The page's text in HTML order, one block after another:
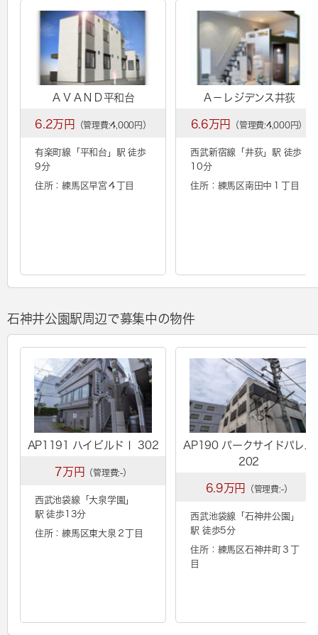
ＡＶＡＮＤ平和台
6.2万円 （管理費:4,000円）
有楽町線「 平和台 」駅 徒歩
9分
住所：練馬区早宮４丁目
Ａ－レジデンス井荻
6.6万円 （管理費:4,000円）
西武新宿線「 井荻 」駅 徒歩
10分
住所：練馬区南田中１丁目
石神井公園駅周辺で募集中の物件
AP1191 ハイビルドⅠ 302
7万円 （管理費:-）
西武池袋線「大泉学園 」
駅 徒歩13分
住所：練馬区東大泉２丁目
AP190 パークサイドパレス
202
6.9万円 （管理費:-）
西武池袋線「 石神井公園 」
駅 徒歩5分
住所：練馬区石神井町３丁
目